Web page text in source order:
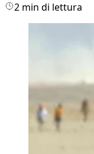
2 min di lettura